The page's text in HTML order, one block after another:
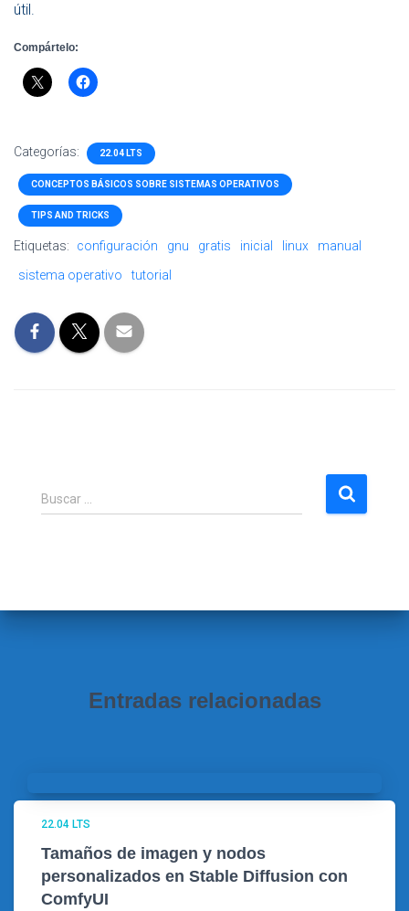
útil.
Compártelo:
Categorías: 22.04 LTS
CONCEPTOS BÁSICOS SOBRE SISTEMAS OPERATIVOS
TIPS AND TRICKS
Etiquetas: configuración gnu gratis inicial linux
manual
sistema operativo
tutorial
B
u
:
Buscar …
Entradas relacionadas
22.04 LTS
Tamaños de imagen y nodos
personalizados en Stable Diffusion con
ComfyUI